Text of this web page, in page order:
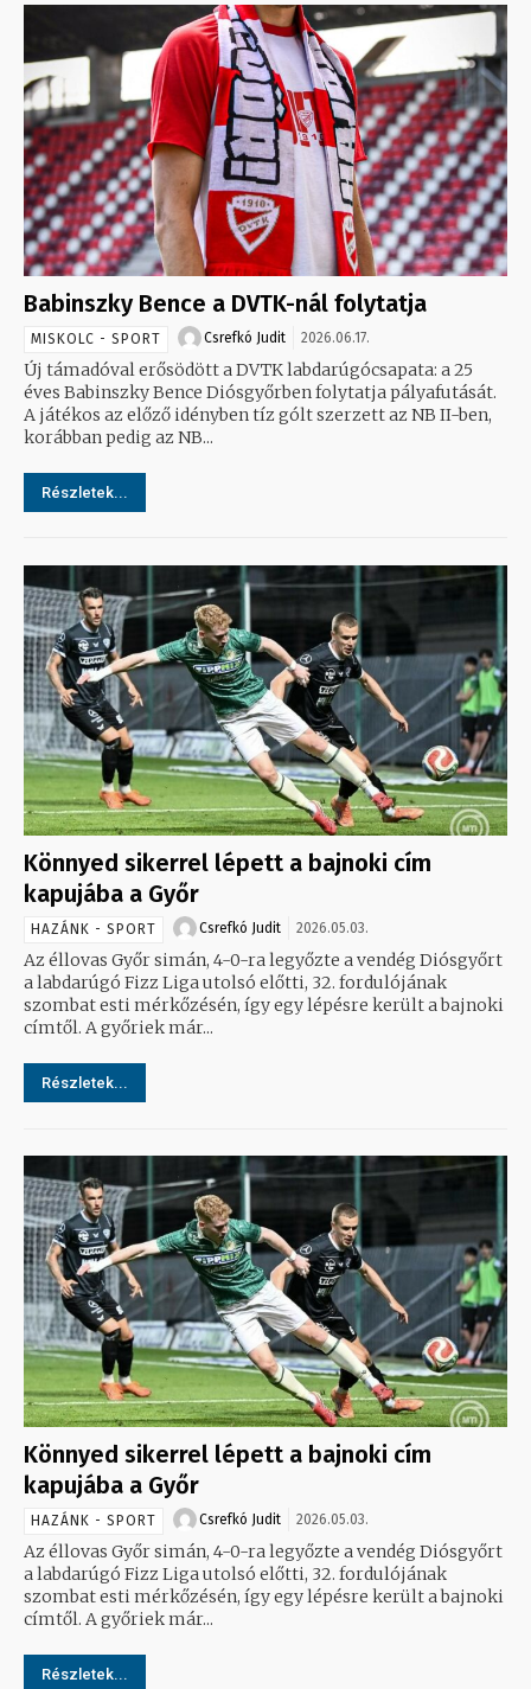
Babinszky Bence a DVTK-nál folytatja
MISKOLC - SPORT Csrefkó Judit 2026.06.17.
Új támadóval erősödött a DVTK labdarúgócsapata: a 25
éves Babinszky Bence Diósgyőrben folytatja pályafutását.
A játékos az előző idényben tíz gólt szerzett az NB II-ben,
korábban pedig az NB...
Részletek...
Könnyed sikerrel lépett a bajnoki cím
kapujába a Győr
HAZÁNK - SPORT Csrefkó Judit 2026.05.03.
Az éllovas Győr simán, 4-0-ra legyőzte a vendég Diósgyőrt
a labdarúgó Fizz Liga utolsó előtti, 32. fordulójának
szombat esti mérkőzésén, így egy lépésre került a bajnoki
címtől. A győriek már...
Részletek...
Könnyed sikerrel lépett a bajnoki cím
kapujába a Győr
HAZÁNK - SPORT Csrefkó Judit 2026.05.03.
Az éllovas Győr simán, 4-0-ra legyőzte a vendég Diósgyőrt
a labdarúgó Fizz Liga utolsó előtti, 32. fordulójának
szombat esti mérkőzésén, így egy lépésre került a bajnoki
címtől. A győriek már...
Részletek...